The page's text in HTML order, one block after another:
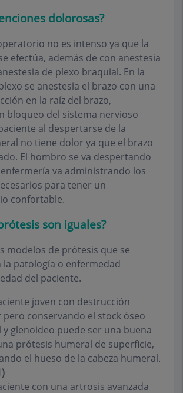
dolorosas?
no es intenso ya que la
efectúa, además de con anestesia
de plexo braquial. En la
se anestesia el brazo con una
en la raíz del brazo,
bloqueo del sistema nervioso
al despertarse de la
no tiene dolor ya que el brazo
El hombro se va despertando
va administrando los
para tener un
confortable.
son iguales?
modelos de prótesis que se
la patología o enfermedad
del paciente.
joven con destrucción
conservando el stock óseo
glenoideo puede ser una buena
prótesis humeral de superficie,
el hueso de la cabeza humeral.
con una artrosis avanzada